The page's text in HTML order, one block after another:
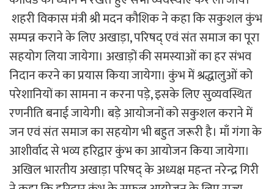
शहरी विकास मंत्री श्री मदन कौशिक ने कहा कि सकुशल कुंभ
सम्पन्न कराने के लिए अखाड़ा, परिषद् एवं संत समाज का पूरा
सहयोग लिया जायेगा। अखाड़ों की समस्याओं का हर संभव
निदान करने का प्रयास किया जायेगा। कुंभ में श्रद्धालुओं को
परेशानियों का सामना न करना पड़े, इसके लिए सुव्यवस्थित
रणनीति बनाई जायेगी। बड़े आयोजनों को सकुशल कराने में
जन एवं संत समाज का सहयोग भी बहुत जरूरी है। माँ गंगा के
आशीर्वाद से भव्य हरिद्वार कुंभ का आयोजन किया जायेगा।
अखिल भारतीय अखाड़ा परिषद् के अध्यक्ष महन्त नरेन्द्र गिरी